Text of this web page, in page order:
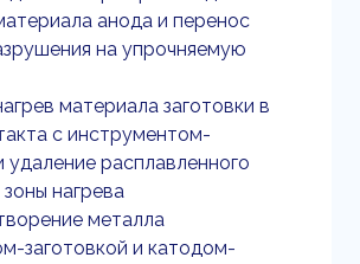
анода и перенос
на упрочняемую
материала заготовки в
с инструментом-
расплавленного
нагрева
металла
заготовкой и катодом-